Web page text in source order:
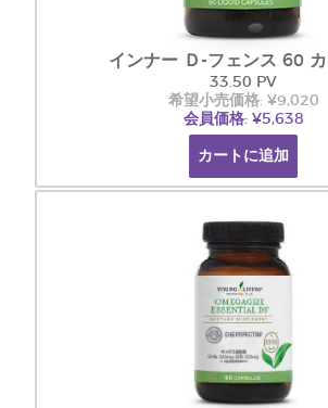
インナー Ｄ-フェンス 60
33.50 PV
希望小売価格: ¥9,020
会員価格: ¥5,638
カートに追加